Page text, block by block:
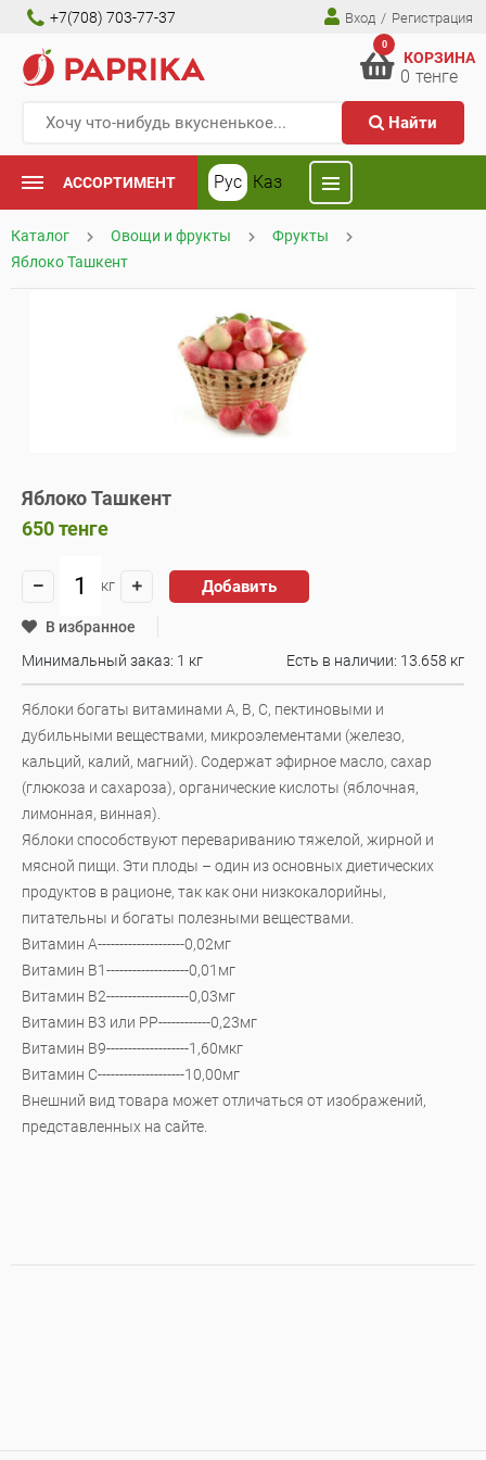
+7(708) 703-77-37 Вход / Регистрация
Найти
0
КОРЗИНА
0 тенге
АССОРТИМЕНТ Рус Каз
Каталог Овощи и фрукты
Фрукты
Яблоко Ташкент
Яблоко Ташкент
650тенге
кг Добавить
В избранное
Минимальный заказ: 1 кг
Есть в наличии: 13.658 кг
Яблоки богаты витаминами А, В, С, пектиновыми и
дубильными веществами, микроэлементами (железо,
кальций, калий, магний). Содержат эфирное масло, сахар
(глюкоза и сахароза), органические кислоты (яблочная,
лимонная, винная).
Яблоки способствуют перевариванию тяжелой, жирной и
мясной пищи. Эти плоды – один из основных диетических
продуктов в рационе, так как они низкокалорийны,
питательны и богаты полезными веществами.
Витамин А--------------------0,02мг
Витамин В1-------------------0,01мг
Витамин В2-------------------0,03мг
Витамин В3 или РР------------0,23мг
Витамин В9-------------------1,60мкг
Витамин С--------------------10,00мг
Внешний вид товара может отличаться от изображений,
представленных на сайте.